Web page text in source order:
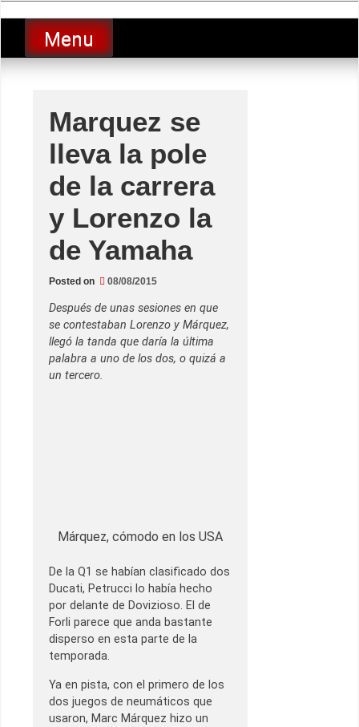
to
contentLucio Lopez GP
luciolopezgp
Menu
Marquez se
lleva la pole
de la carrera
y Lorenzo la
de Yamaha
Posted on 08/08/2015
Después de unas sesiones en que
se contestaban Lorenzo y Márquez,
llegó la tanda que daría la última
palabra a uno de los dos, o quizá a
un tercero.
Márquez, cómodo en los USA
De la Q1 se habían clasificado dos
Ducati, Petrucci lo había hecho
por delante de Dovizioso. El de
Forli parece que anda bastante
disperso en esta parte de la
temporada.
Ya en pista, con el primero de los
dos juegos de neumáticos que
usaron, Marc Márquez hizo un